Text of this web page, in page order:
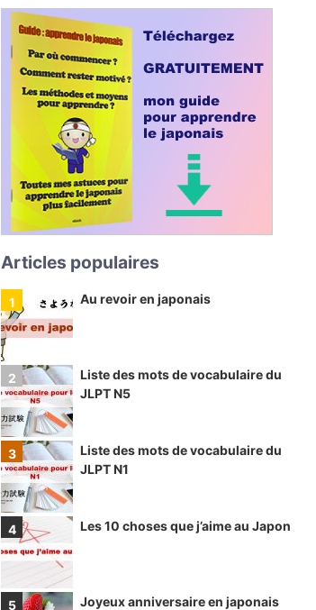
Articles populaires
Au revoir en japonais
Liste des mots de vocabulaire du
JLPT N5
Liste des mots de vocabulaire du
JLPT N1
Les 10 choses que j’aime au Japon
Joyeux anniversaire en japonais